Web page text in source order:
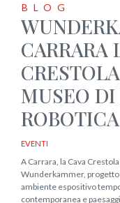
BLOG
CARRARA
MUSEO
ROBOTICA
EVENTI
A Carrara, la Cava
Wunderkammer,
ambiente espositivo
contemporanea e